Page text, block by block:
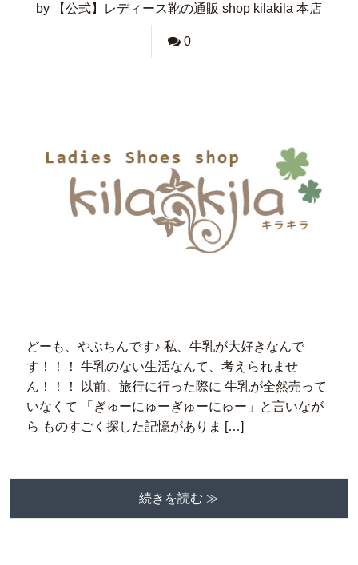
by 【公式】レディース靴の通販 shop kilakila 本店
0
どーも、やぶちんです♪ 私、牛乳が大好きなんで
す！！！ 牛乳のない生活なんて、考えられませ
ん！！！ 以前、旅行に行った際に 牛乳が全然売って
いなくて 「ぎゅーにゅーぎゅーにゅー」と言いなが
ら ものすごく探した記憶がありま […]
続きを読む ≫